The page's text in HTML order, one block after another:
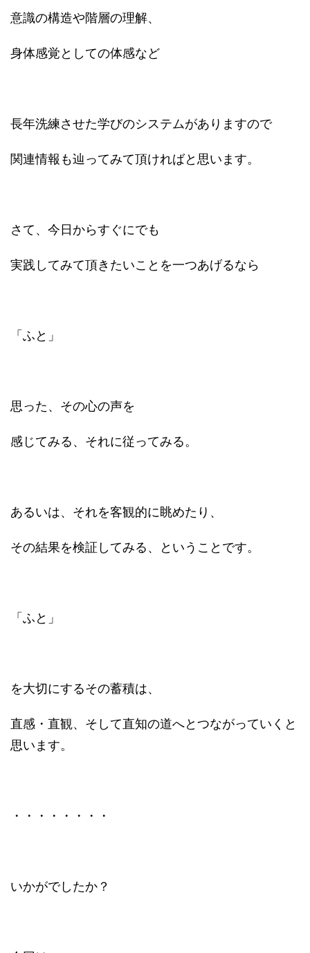
意識の構造や階層の理解、
身体感覚としての体感など
長年洗練させた学びのシステムがありますので
関連情報も辿ってみて頂ければと思います。
さて、今日からすぐにでも
実践してみて頂きたいことを一つあげるなら
「ふと」
思った、その心の声を
感じてみる、それに従ってみる。
あるいは、それを客観的に眺めたり、
その結果を検証してみる、ということです。
「ふと」
を大切にするその蓄積は、
直感・直観、そして直知の道へとつながっていくと
思います。
・・・・・・・・
いかがでしたか？